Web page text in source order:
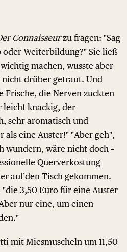
Connaisseurzu fragen: "Sag
Weiterbildung?" Sie ließ
machen, wusste aber
nicht drüber getraut. Und
Frische, die Nerven zuckten
leicht knackig, der
sehr aromatisch und
eine Auster!" "Aber geh",
wundern, wäre nicht doch –
Querverkostung
auf den Tisch gekommen.
3,50 Euro für eine Auster
nur eine, um einen
mit Miesmuscheln um 11,50